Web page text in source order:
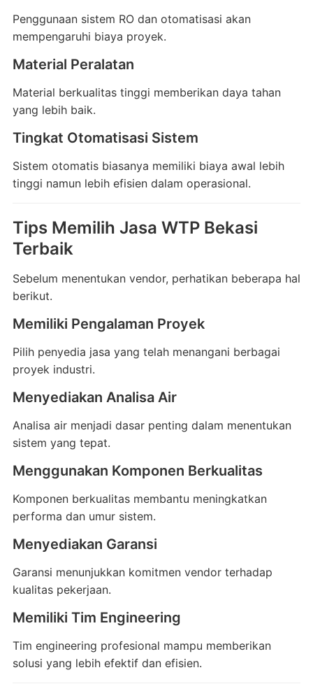
Penggunaan sistem RO dan otomatisasi akan
mempengaruhi biaya proyek.
Material Peralatan
Material berkualitas tinggi memberikan daya tahan
yang lebih baik.
Tingkat Otomatisasi Sistem
Sistem otomatis biasanya memiliki biaya awal lebih
tinggi namun lebih efisien dalam operasional.
Tips Memilih Jasa WTP Bekasi
Terbaik
Sebelum menentukan vendor, perhatikan beberapa hal
berikut.
Memiliki Pengalaman Proyek
Pilih penyedia jasa yang telah menangani berbagai
proyek industri.
Menyediakan Analisa Air
Analisa air menjadi dasar penting dalam menentukan
sistem yang tepat.
Menggunakan Komponen Berkualitas
Komponen berkualitas membantu meningkatkan
performa dan umur sistem.
Menyediakan Garansi
Garansi menunjukkan komitmen vendor terhadap
kualitas pekerjaan.
Memiliki Tim Engineering
Tim engineering profesional mampu memberikan
solusi yang lebih efektif dan efisien.